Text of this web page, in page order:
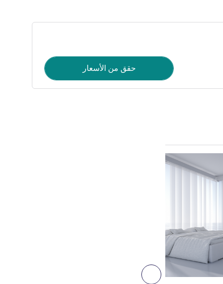
حقق من الأسعار
التالي - غرفة